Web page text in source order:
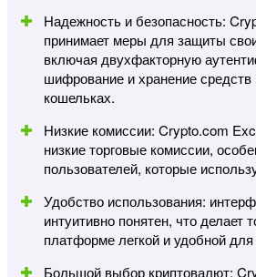
Надежность и безопасность:
принимает меры для защиты
включая двухфакторную
шифрование и хранение
кошельках.
Низкие комиссии: Crypto.com
низкие торговые комиссии,
пользователей, которые
Удобство использования:
интуитивно понятен, что делает
платформе легкой и удобной
Большой выбор криптовалют: